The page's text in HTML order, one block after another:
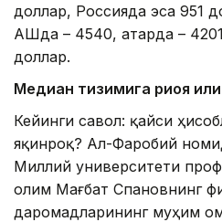
доллар, Россияда эса 951
АҚШда – 4540, Қатарда –
доллар.
Медиан тизимига риоя
Кейинги савол: қайси
яқинроқ? Ал-Фаробий
Миллий университети
олим Мағбат Спановнинг
даромадларининг муҳим